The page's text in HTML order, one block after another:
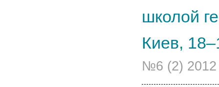
школой
Киев,
№6 (2) 2012